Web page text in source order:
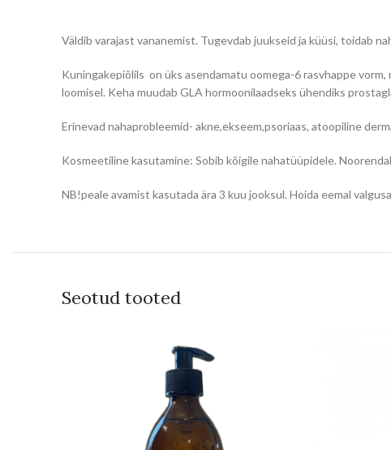
Väldib varajast vananemist. Tugevdab juukseid ja küüsi, toidab
Kuningakepiõlils on üks asendamatu oomega-6 rasvhappe
loomisel. Keha muudab GLA hormoonilaadseks ühendiks
Erinevad nahaprobleemid- akne,ekseem,psoriaas, atoopiline
Kosmeetiline kasutamine: Sobib kõigile nahatüüpidele.
NB!peale avamist kasutada ära 3 kuu jooksul. Hoida eemal
Seotud tooted